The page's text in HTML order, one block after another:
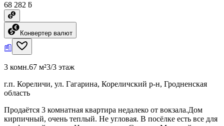
68 282 ƃ
Конвертер валют
3 комн.67 м²3/3 этаж
г.п. Кореличи, ул. Гагарина, Кореличский р-н, Гродненская
область
Продаётся 3 комнатная квартира недалеко от вокзала.Дом
кирпичный, очень теплый. Не угловая. В посёлке есть все для